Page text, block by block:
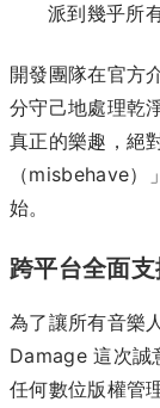
派到幾乎所
開發團隊在官方
分守己地處理乾
真正的樂趣，絕
（misbehave）
始。
跨平台全面支
為了讓所有音樂
Damage 這次誠
任何數位版權管